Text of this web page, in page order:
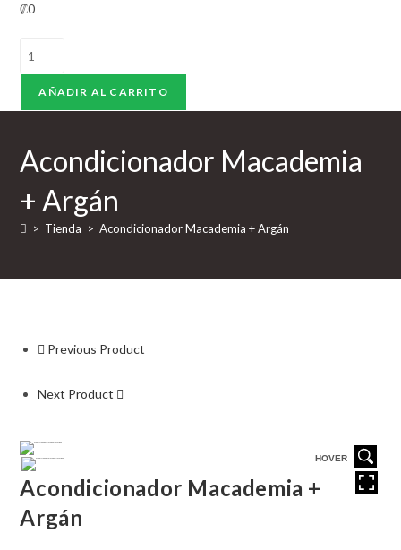
₡0
Argán
AÑADIR AL CARRITO
Acondicionador Macademia
+ Argán
> Tienda > Acondicionador Macademia + Argán
Previous Product
Next Product
HOVER
Acondicionador Macademia +
Argán